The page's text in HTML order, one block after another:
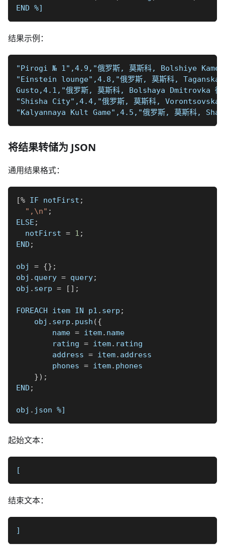
END %]
结果示例：
"Pirogi № 1",4.9,"俄罗斯, 莫斯科, Bolshiye
"Einstein lounge",4.8,"俄罗斯, 莫斯科,
Gusto,4.1,"俄罗斯, 莫斯科, Bolshaya Dmitrovka
"Shisha City",4.4,"俄罗斯, 莫斯科,
"Kalyannaya Kult Game",4.5,"俄罗斯, 莫斯科,
将结果转储为 JSON
通用结果格式：
[% IF notFirst ;
",\n" ;
ELSE ;
  notFirst
= 1 ;
END ;
obj = {} ;
obj . query = query;
obj . serp = [ ] ;
FOREACH item IN p1 . serp ;
    obj
. serp . push ({
        name
= item. name
        rating
= item. rating
        address
= item. address
        phones
= item. phones
}) ;
END ;
obj . json %]
起始文本：
[
结束文本：
]